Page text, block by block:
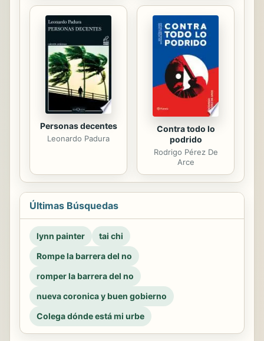
Personas decentes
Leonardo Padura
Contra todo lo
podrido
Rodrigo Pérez De
Arce
Últimas Búsquedas
lynn painter
tai chi
Rompe la barrera del no
romper la barrera del no
nueva coronica y buen gobierno
Colega dónde está mi urbe